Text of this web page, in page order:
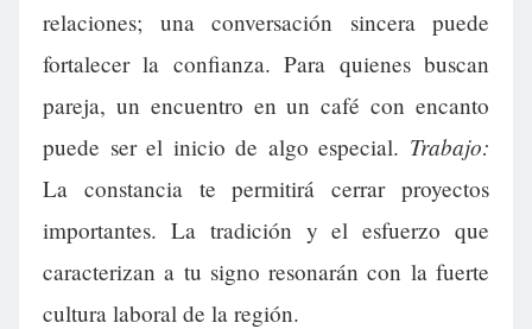
relaciones; una conversación sincera puede
fortalecer la confianza. Para quienes buscan
pareja, un encuentro en un café con encanto
puede ser el inicio de algo especial. Trabajo:
La constancia te permitirá cerrar proyectos
importantes. La tradición y el esfuerzo que
caracterizan a tu signo resonarán con la fuerte
cultura laboral de la región.